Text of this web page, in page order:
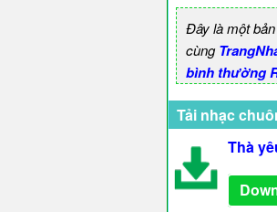
Đây là một
cùng
bình thường
Tải nhạc
Thà